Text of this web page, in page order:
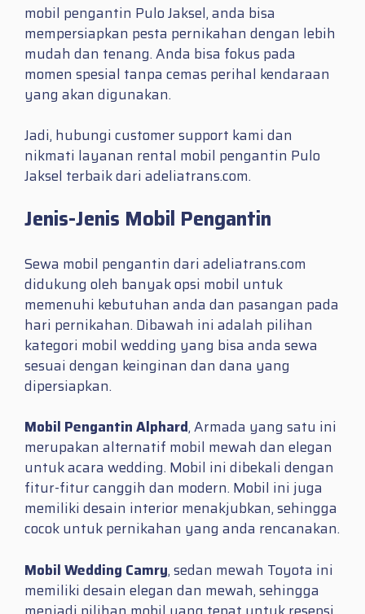
mobil pengantin Pulo Jaksel, anda bisa
mempersiapkan pesta pernikahan dengan lebih
mudah dan tenang. Anda bisa fokus pada
momen spesial tanpa cemas perihal kendaraan
yang akan digunakan.
Jadi, hubungi customer support kami dan
nikmati layanan rental mobil pengantin Pulo
Jaksel terbaik dari adeliatrans.com.
Jenis-Jenis Mobil Pengantin
Sewa mobil pengantin dari adeliatrans.com
didukung oleh banyak opsi mobil untuk
memenuhi kebutuhan anda dan pasangan pada
hari pernikahan. Dibawah ini adalah pilihan
kategori mobil wedding yang bisa anda sewa
sesuai dengan keinginan dan dana yang
dipersiapkan.
Mobil Pengantin Alphard, Armada yang satu ini
merupakan alternatif mobil mewah dan elegan
untuk acara wedding. Mobil ini dibekali dengan
fitur-fitur canggih dan modern. Mobil ini juga
memiliki desain interior menakjubkan, sehingga
cocok untuk pernikahan yang anda rencanakan.
Mobil Wedding Camry, sedan mewah Toyota ini
memiliki desain elegan dan mewah, sehingga